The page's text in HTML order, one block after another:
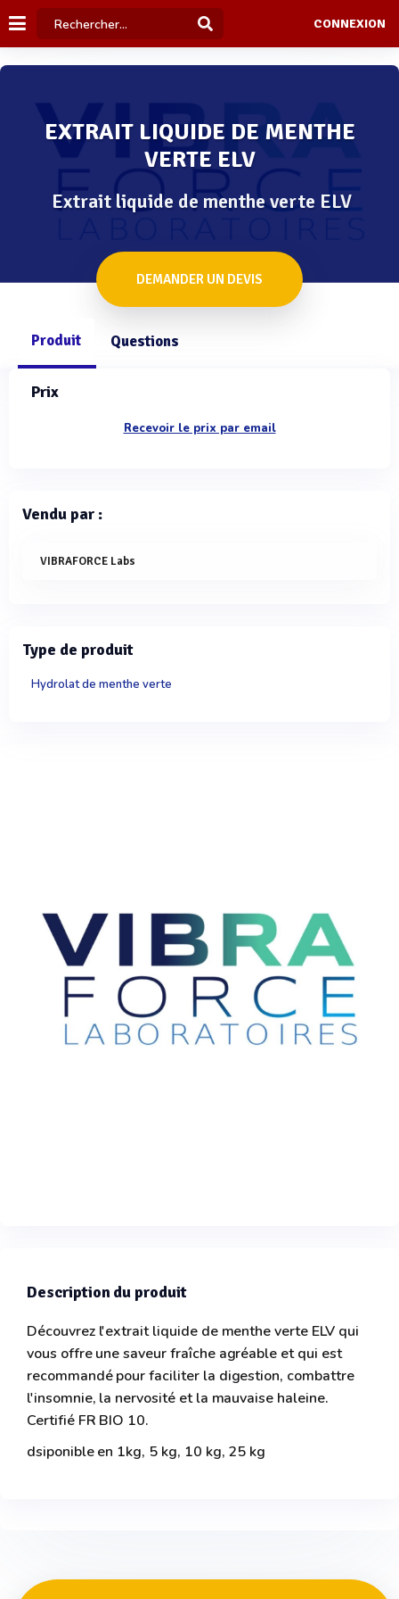
CONNEXION
EXTRAIT LIQUIDE DE MENTHE
VERTE ELV
Extrait liquide de menthe verte ELV
DEMANDER UN DEVIS
Produit Questions
Description du produit
Découvrez l'extrait liquide de menthe verte ELV qui
vous offre une saveur fraîche agréable et qui est
recommandé pour faciliter la digestion, combattre
l'insomnie, la nervosité et la mauvaise haleine.
Certifié FR BIO 10.
dsiponible en 1kg, 5 kg, 10 kg, 25 kg
Prix
Recevoir le prix par email
Vendu par :
VIBRAFORCE Labs
Type de produit
Hydrolat de menthe verte